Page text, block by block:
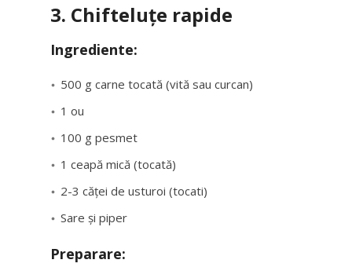
3. Chifteluțe rapide
Ingrediente:
500 g carne tocată (vită sau curcan)
1 ou
100 g pesmet
1 ceapă mică (tocată)
2-3 căței de usturoi (tocati)
Sare și piper
Preparare: